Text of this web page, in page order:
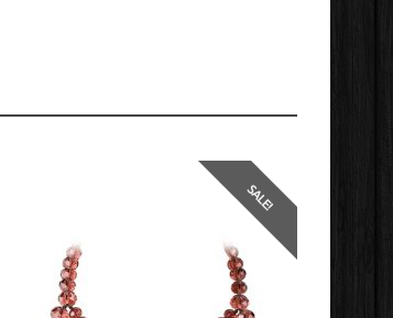
SALE!